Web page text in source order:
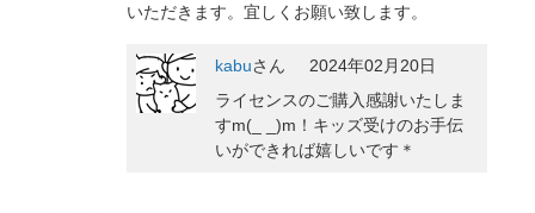
いただきます。宜しくお願い致します。
kabuさん
2024年02月20日
ライセンスのご購入感謝いたしま
すm(_ _)m！キッズ受けのお手伝
いができれば嬉しいです＊